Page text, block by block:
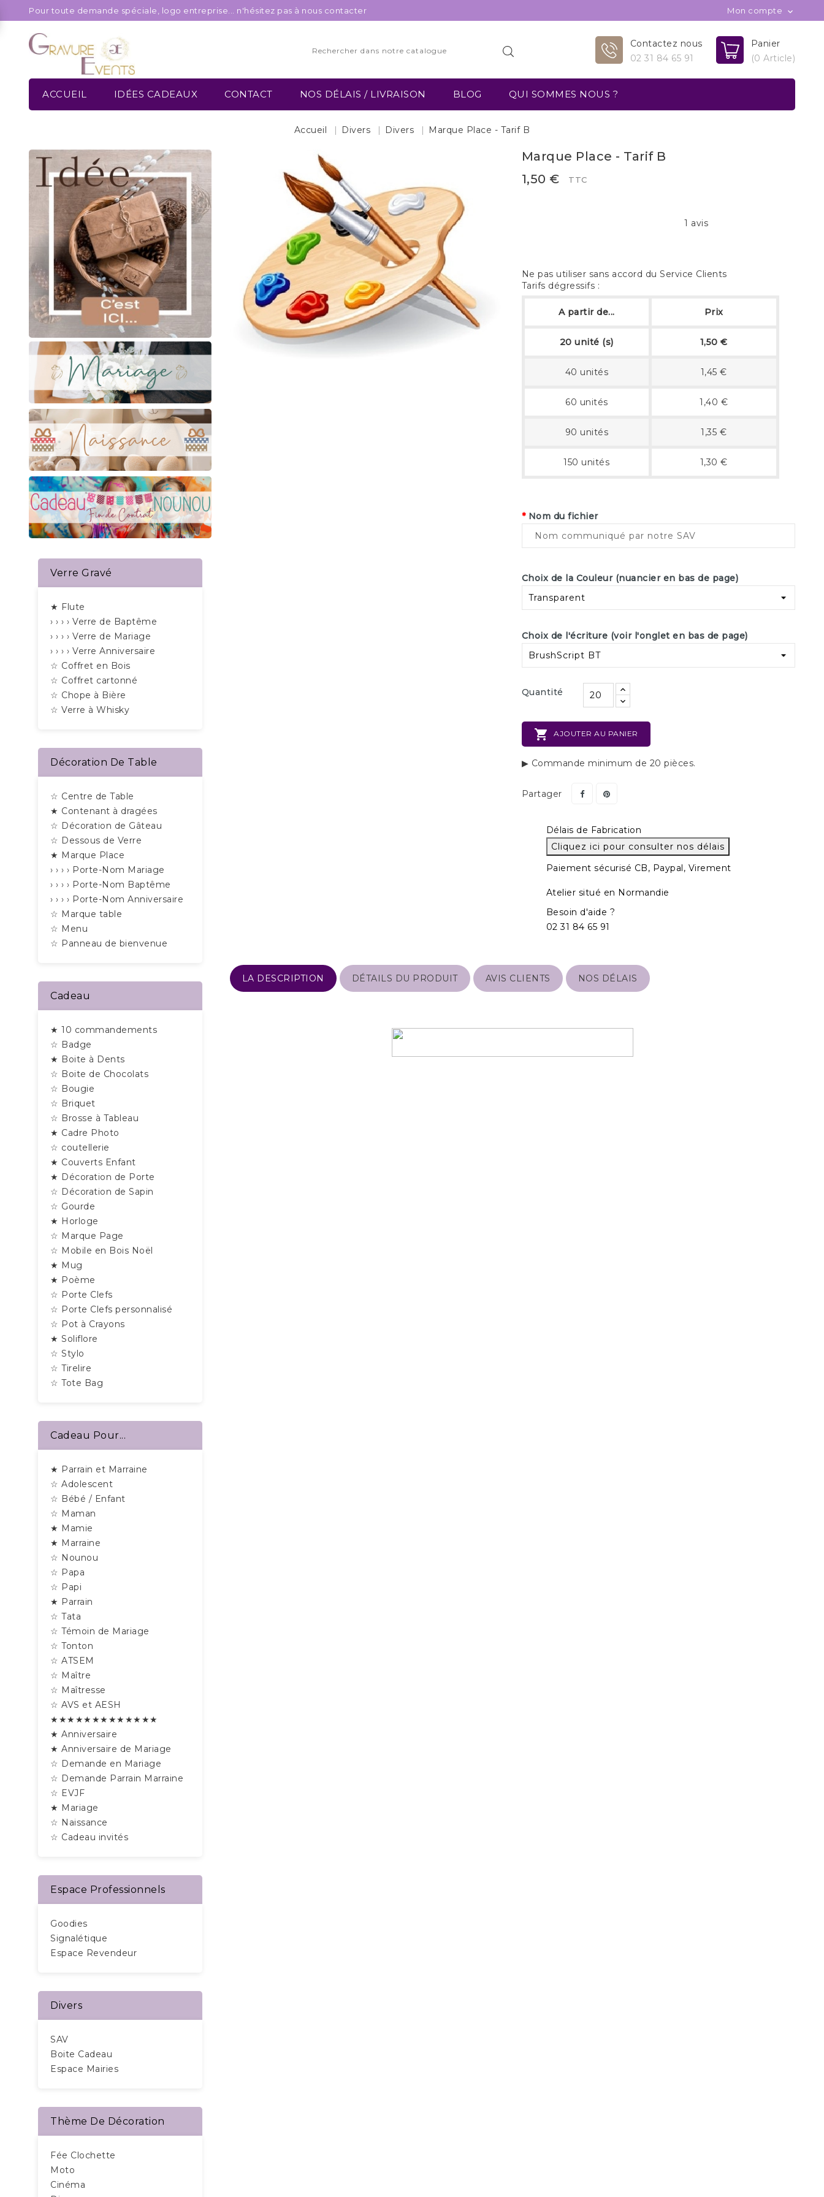
Pour toute demande spéciale, logo entreprise... n'hésitez pas à nous contacter Mon compte 
Panier
(0 Article)
Contactez nous
02 31 84 65 91
ACCUEIL IDÉES CADEAUX CONTACT NOS DÉLAIS / LIVRAISON BLOG QUI SOMMES NOUS ?
Accueil Divers Divers Marque Place - Tarif B
Verre Gravé
★ Flute
› › › › Verre de Baptême
› › › › Verre de Mariage
› › › › Verre Anniversaire
☆ Coffret en Bois
☆ Coffret cartonné
☆ Chope à Bière
☆ Verre à Whisky
Décoration De Table
☆ Centre de Table
★ Contenant à dragées
☆ Décoration de Gâteau
☆ Dessous de Verre
★ Marque Place
› › › › Porte-Nom Mariage
› › › › Porte-Nom Baptême
› › › › Porte-Nom Anniversaire
☆ Marque table
☆ Menu
☆ Panneau de bienvenue
Cadeau
★ 10 commandements
☆ Badge
★ Boite à Dents
☆ Boite de Chocolats
☆ Bougie
☆ Briquet
☆ Brosse à Tableau
★ Cadre Photo
☆ coutellerie
★ Couverts Enfant
★ Décoration de Porte
☆ Décoration de Sapin
☆ Gourde
★ Horloge
☆ Marque Page
☆ Mobile en Bois Noël
★ Mug
★ Poème
☆ Porte Clefs
☆ Porte Clefs personnalisé
☆ Pot à Crayons
★ Soliflore
☆ Stylo
☆ Tirelire
☆ Tote Bag
Cadeau Pour...
★ Parrain et Marraine
☆ Adolescent
☆ Bébé / Enfant
☆ Maman
★ Mamie
★ Marraine
☆ Nounou
☆ Papa
☆ Papi
★ Parrain
☆ Tata
☆ Témoin de Mariage
☆ Tonton
☆ ATSEM
☆ Maître
☆ Maîtresse
☆ AVS et AESH
★★★★★★★★★★★★★
★ Anniversaire
★ Anniversaire de Mariage
☆ Demande en Mariage
☆ Demande Parrain Marraine
☆ EVJF
★ Mariage
☆ Naissance
☆ Cadeau invités
Espace Professionnels
Goodies
Signalétique
Espace Revendeur
Divers
SAV
Boite Cadeau
Espace Mairies
Thème De Décoration
Fée Clochette
Moto
Cinéma
Marque Place - Tarif B
1,50 €
TTC
1 avis
Ne pas utiliser sans accord du Service Clients
Tarifs dégressifs :
A partir de... Prix
20 unité (s) 1,50 €
40 unités 1,45 €
60 unités 1,40 €
90 unités 1,35 €
150 unités 1,30 €
* Nom du fichier
Choix de la Couleur (nuancier en bas de page)
Choix de l'écriture (voir l'onglet en bas de page)
Quantité
 AJOUTER AU PANIER
▶ Commande minimum de 20 pièces.
Partager
Délais de Fabrication
Cliquez ici pour consulter nos délais
Paiement sécurisé CB, Paypal, Virement
Atelier situé en Normandie
Besoin d'aide ?
02 31 84 65 91
LA DESCRIPTION DÉTAILS DU PRODUIT AVIS CLIENTS NOS DÉLAIS